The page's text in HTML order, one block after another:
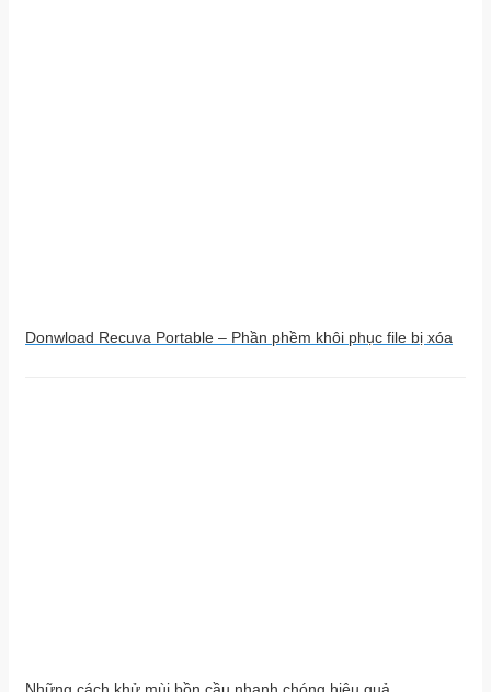
Donwload Recuva Portable – Phần phềm khôi phục file bị xóa
Những cách khử mùi bồn cầu nhanh chóng hiệu quả